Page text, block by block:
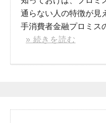
通らない人の特徴が見
手消費者金融プロミス
» 続きを読む